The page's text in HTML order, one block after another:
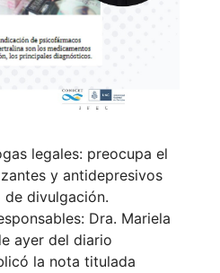
legales: preocupa el
y antidepresivos
divulgación.
Dra. Mariela
ayer del diario
la nota titulada